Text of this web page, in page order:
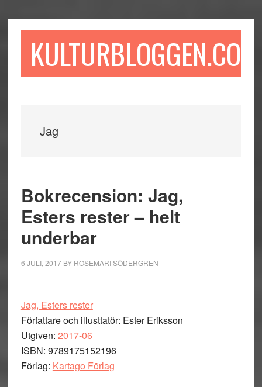
till
till
sidofältet
till
KULTURBLOGGEN.COM
Jag
Bokrecension: Jag,
Esters rester – helt
underbar
6 JULI, 2017BY ROSEMARI SÖDERGREN
Jag, Esters rester
Författare och illusttatör: Ester Eriksson
Utgiven: 2017-06
ISBN: 9789175152196
Förlag: Kartago Förlag